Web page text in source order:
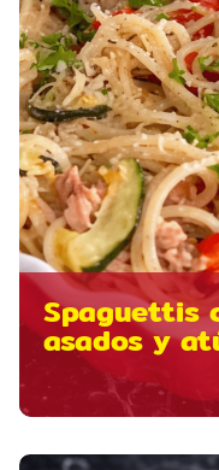
Spaguettis
asados y